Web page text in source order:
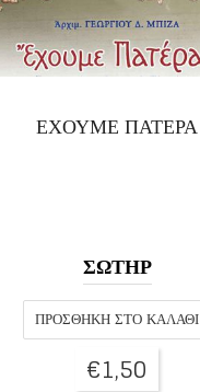
ΕΧΟΥΜΕ ΠΑΤΕΡΑ
ΣΩΤΗΡ
ΠΡΟΣΘΉΚΗ ΣΤΟ ΚΑΛΆΘΙ
€1,50